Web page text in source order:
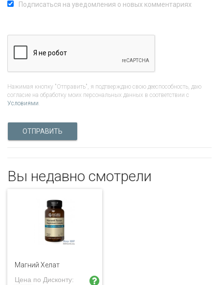
Подписаться на уведомления о новых комментариях
Нажимая кнопку "Отправить", я подтверждаю свою дееспособность, даю
согласие на обработку моих персональных данных в соответствии с
Условиями.
ОТПРАВИТЬ
Вы недавно смотрели
Магний Хелат
Цена по Дисконту: